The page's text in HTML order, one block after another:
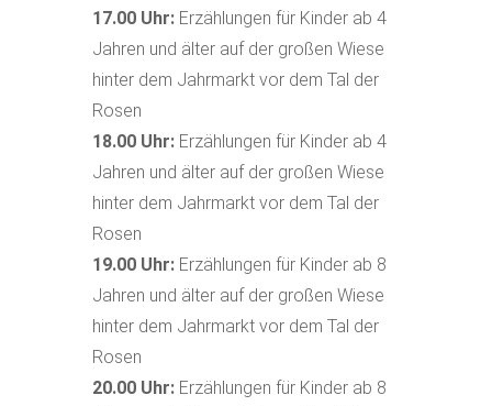
17.00 Uhr: Erzählungen für Kinder ab 4
Jahren und älter auf der großen Wiese
hinter dem Jahrmarkt vor dem Tal der
Rosen
18.00 Uhr: Erzählungen für Kinder ab 4
Jahren und älter auf der großen Wiese
hinter dem Jahrmarkt vor dem Tal der
Rosen
19.00 Uhr: Erzählungen für Kinder ab 8
Jahren und älter auf der großen Wiese
hinter dem Jahrmarkt vor dem Tal der
Rosen
20.00 Uhr: Erzählungen für Kinder ab 8